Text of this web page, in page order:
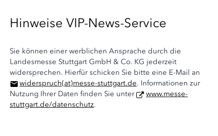
Hinweise VIP-News-Service
Sie können einer werblichen Ansprache durch die
Landesmesse Stuttgart GmbH & Co. KG jederzeit
widersprechen. Hierfür schicken Sie bitte eine E-Mail an
widerspruch(at)messe-stuttgart.de. Informationen zur
Nutzung Ihrer Daten finden Sie unter
www.messe-
stuttgart.de/datenschutz.